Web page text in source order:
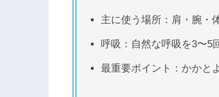
主に使う場所：肩・腕・
呼吸：自然な呼吸を3〜5
最重要ポイント：かかと